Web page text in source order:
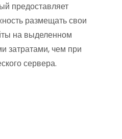
предоставляет
размещать свои
на выделенном
затратами, чем при
сервера.